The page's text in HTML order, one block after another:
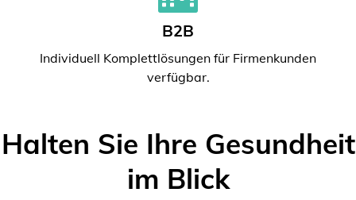
B2B
Individuell Komplettlösungen für Firmenkunden
verfügbar.
Halten Sie Ihre Gesundheit
im Blick